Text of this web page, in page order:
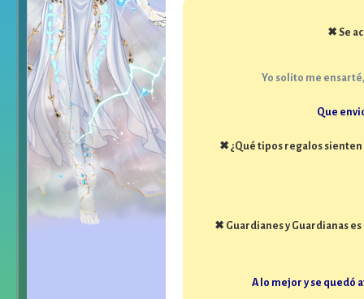
✖ Se
Yo solito me
Que
✖ ¿Qué tipos regalos sienten
✖ Guardianes y Guardianas
A lo mejor y se quedó